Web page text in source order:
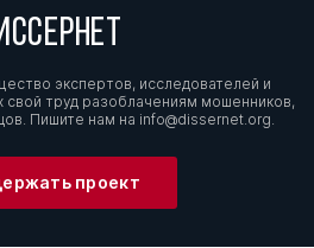
экспертов, исследователей и
труд разоблачениям мошенников,
Пишите нам на info@dissernet.org.
проект